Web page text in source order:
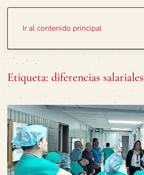
Ir al contenido principal
Etiqueta: diferencias salariales